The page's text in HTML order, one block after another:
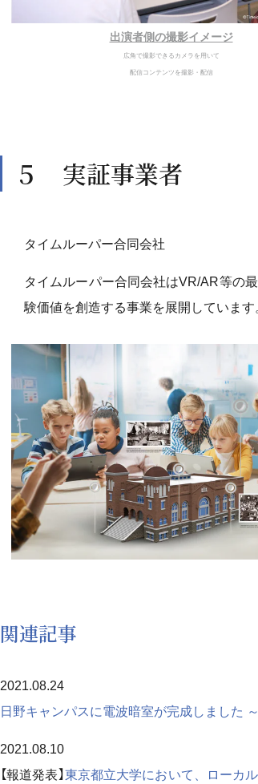
出演者側の撮影イメージ
広角で撮影できるカメラを用いて
配信コンテンツを撮影・配信
５ 実証事業者
タイムルーパー合同会社
タイムルーパー合同会社はVR/AR等の
験価値を創造する事業を展開しています
関連記事
2021.08.24
日野キャンパスに電波暗室が完成しました
2021.08.10
【報道発表】 東京都立大学において、ローカ